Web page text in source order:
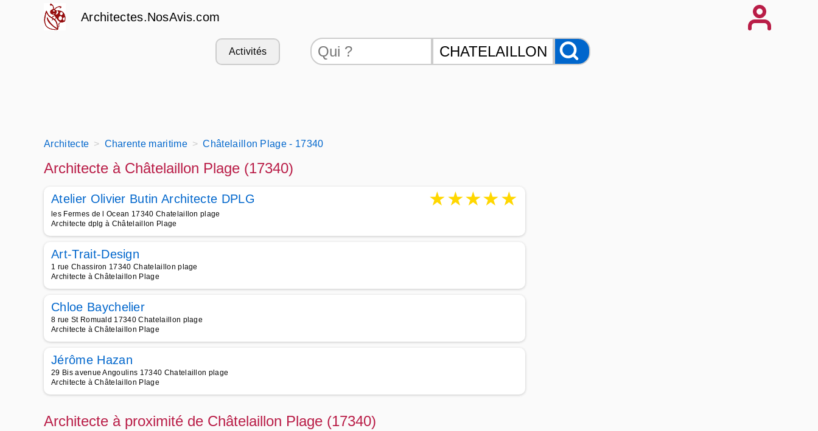
Architectes.NosAvis.com
Activités
Architecte Charente maritime Châtelaillon Plage - 17340
Architecte à Châtelaillon Plage (17340)
Atelier Olivier Butin Architecte DPLG ★★★★★
les Fermes de l Ocean 17340 Chatelaillon plage
Architecte dplg à Châtelaillon Plage
Art-Trait-Design
1 rue Chassiron 17340 Chatelaillon plage
Architecte à Châtelaillon Plage
Chloe Baychelier
8 rue St Romuald 17340 Chatelaillon plage
Architecte à Châtelaillon Plage
Jérôme Hazan
29 Bis avenue Angoulins 17340 Chatelaillon plage
Architecte à Châtelaillon Plage
Architecte à proximité de Châtelaillon Plage (17340)